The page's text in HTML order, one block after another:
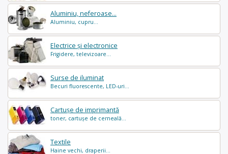
Aluminiu, neferoase...
Aluminiu, cupru...
Electrice și electronice
Frigidere, televizoare...
Surse de iluminat
Becuri fluorescente, LED-uri...
Cartușe de imprimantă
toner, cartușe de cerneală...
Textile
Haine vechi, draperii...